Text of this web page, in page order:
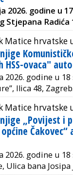
2026. godine u
Stjepana Radića
Matice hrvatske
HSS-ovaca"
2026. godine u
Ilica 48,
Matice hrvatske
„Povijest i
Čakovec“
2026. godine u
bana Josipa